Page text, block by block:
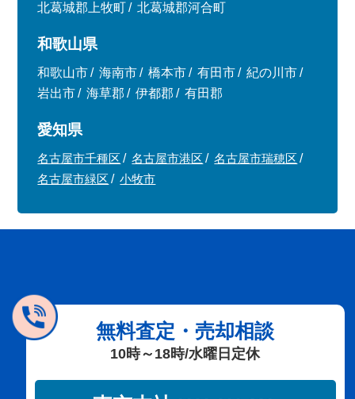
北葛城郡上牧町
北葛城郡河合町
和歌山県
和歌山市 海南市 橋本市 有田市
紀の川市
岩出市
海草郡 伊都郡 有田郡
愛知県
名古屋市千種区 名古屋市港区
名古屋市瑞穂区
名古屋市緑区
小牧市
無料査定・売却相談
10時～18時/水曜日定休